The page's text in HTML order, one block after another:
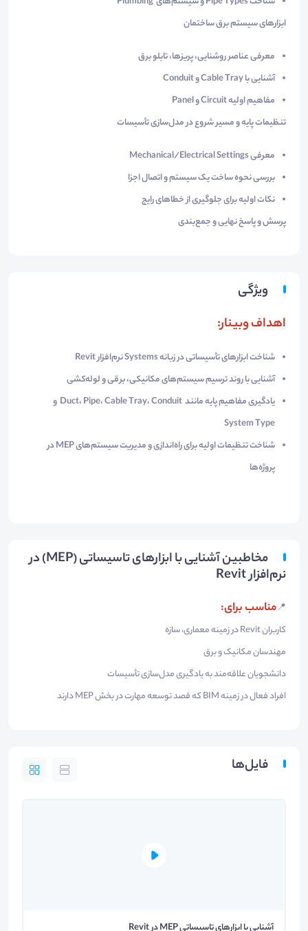
ابزارهای سیستم برق ساختمان
معرفی عناصر روشنایی، پریزها، تابلو برق
آشنایی با
و
مفاهیم اولیه
و
تنظیمات پایه و مسیر شروع در مدل‌سازی تأسیسات
معرفی
بررسی نحوه ساخت یک سیستم و اتصال اجزا
نکات اولیه برای جلوگیری از خطاهای رایج
پرسش و پاسخ نهایی و جمع‌بندی
ویژگی
اهداف وبینار:
شناخت ابزارهای تأسیساتی در زبانه Systems نرم‌افزار Revit
آشنایی با روند ترسیم سیستم‌های مکانیکی، برقی و لوله‌کشی
یادگیری مفاهیم پایه مانند Duct، Pipe، Cable Tray، Conduit و
System Type
شناخت تنظیمات اولیه برای راه‌اندازی و مدیریت سیستم‌های MEP در
پروژه‌ها
مخاطبین آشنایی با ابزارهای تاسیساتی (MEP) در
نرم‌افزار Revit
📍مناسب برای:
کاربران Revit در زمینه معماری، سازه
مهندسان مکانیک و برق
دانشجویان علاقه‌مند به یادگیری مدل‌سازی تأسیسات
افراد فعال در زمینه BIM که قصد توسعه مهارت در بخش MEP دارند
فایل‌ها